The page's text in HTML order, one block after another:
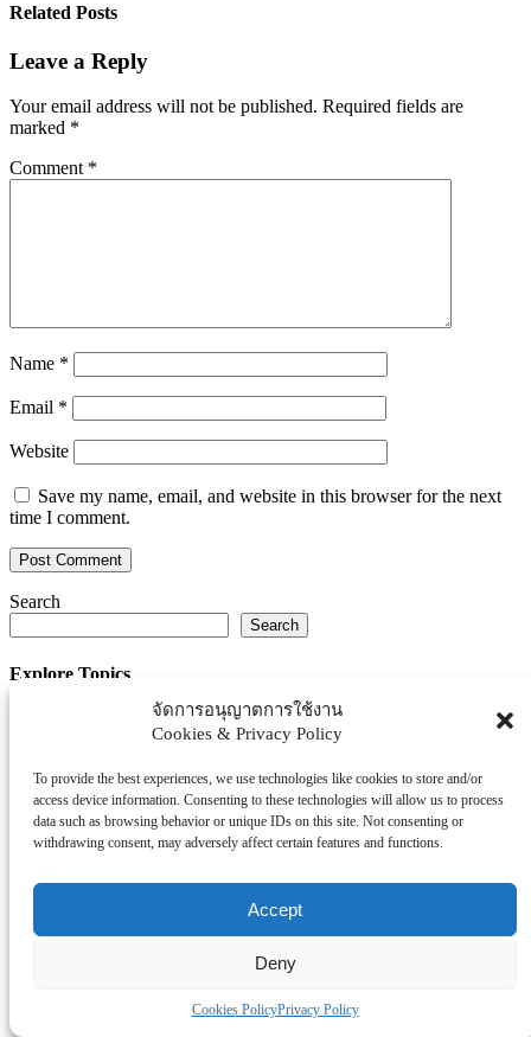
จัดการอนุญาตการใช้งาน
Cookies & Privacy Policy
To provide the best experiences, we use technologies like cookies to store and/or
access device information. Consenting to these technologies will allow us to process
data such as browsing behavior or unique IDs on this site. Not consenting or
withdrawing consent, may adversely affect certain features and functions.
Accept
Deny
Cookies PolicyPrivacy Policy
Related Posts
Leave a Reply
Your email address will not be published. Required fields are
marked *
Comment *
Name *
Email *
Website
Save my name, email, and website in this browser for the next
time I comment.
Search
Search
Explore Topics
Thaiworldtoday
Uncategorized
ธุรกิจ/ประกัน/การเงิน
บันเทิง/กีฬา
ภาครัฐ/ราชการ
ยานยนต์
โรงแรม/ท่องเที่ยว/อาหาร
Tag Clouds